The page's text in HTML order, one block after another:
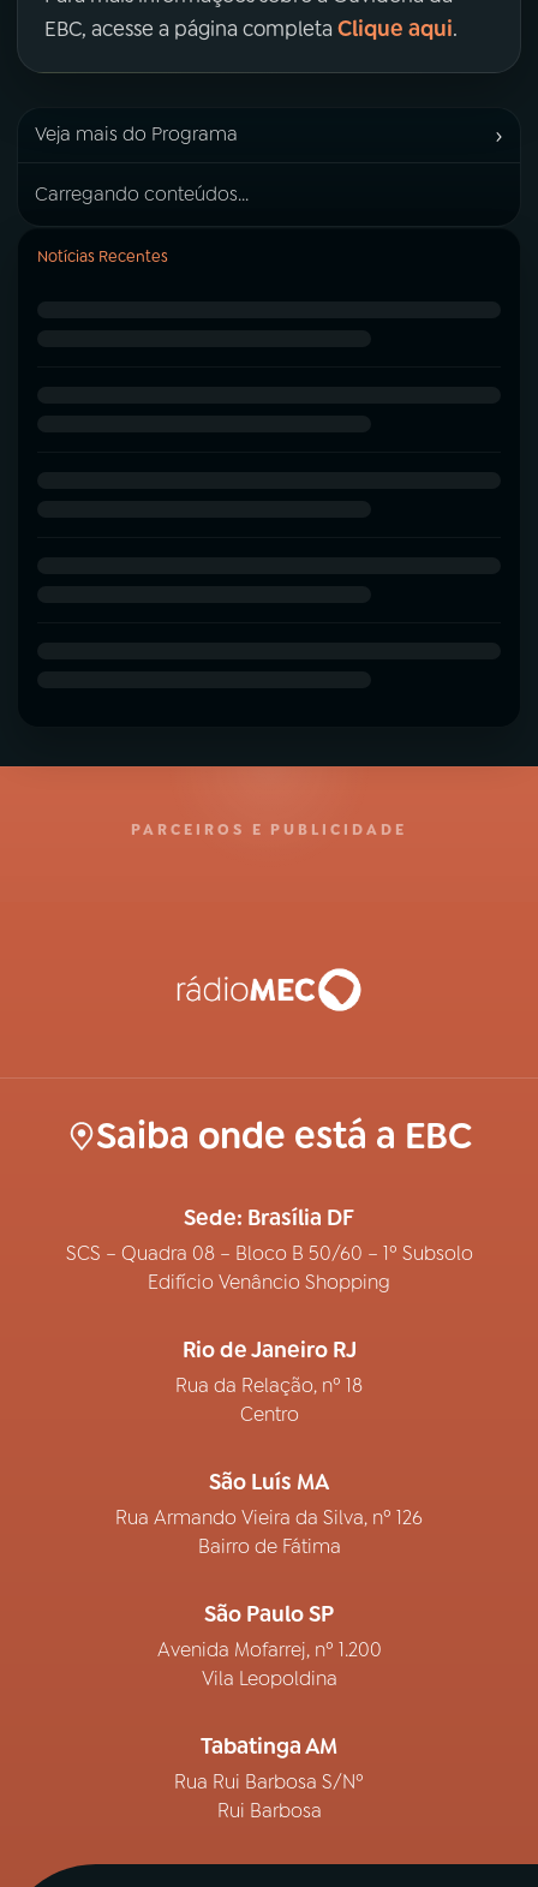
EBC, acesse a página completa Clique aqui.
Veja mais do Programa ›
Carregando conteúdos...
Notícias Recentes
PARCEIROS E PUBLICIDADE
Saiba onde está a EBC
Sede: Brasília DF
SCS – Quadra 08 – Bloco B 50/60 – 1º Subsolo
Edifício Venâncio Shopping
Rio de Janeiro RJ
Rua da Relação, nº 18
Centro
São Luís MA
Rua Armando Vieira da Silva, nº 126
Bairro de Fátima
São Paulo SP
Avenida Mofarrej, nº 1.200
Vila Leopoldina
Tabatinga AM
Rua Rui Barbosa S/Nº
Rui Barbosa